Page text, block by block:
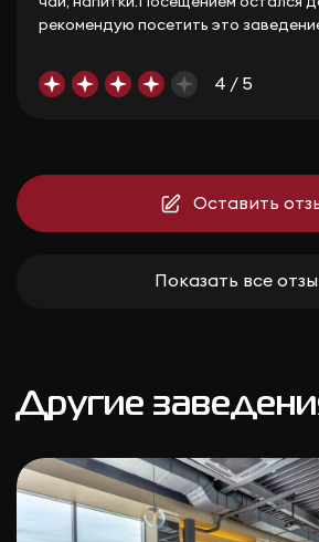
рекомендую посетить это
4 / 5
Оставить
Показать все
Другие